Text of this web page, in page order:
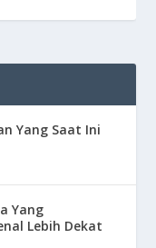
Yang Saat Ini
Yang
Lebih Dekat